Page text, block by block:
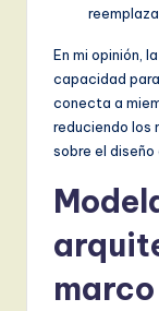
En mi opinión,
capacidad
conecta a
reduciendo los
sobre el diseño
marco